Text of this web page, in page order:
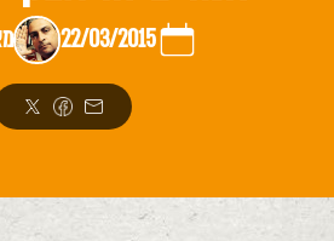
22/03/2015